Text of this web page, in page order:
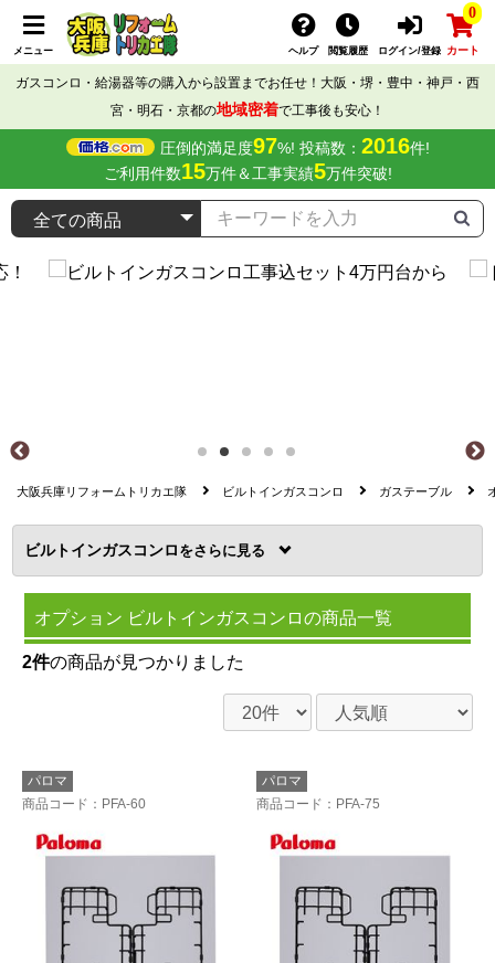
メニュー ヘルプ 閲覧履歴 ログイン/登録
0
カート
ガスコンロ・給湯器等の購入から設置までお任せ！大阪・堺・豊中・神戸・西
宮・明石・京都の地域密着で工事後も安心！
圧倒的満足度97%! 投稿数： 2016件!
ご利用件数15万件＆工事実績5万件突破!
大阪兵庫リフォームトリカエ隊 ビルトインガスコンロ ガステーブル
ビルトインガスコンロ を
オプション ビルトインガスコンロの商品一覧
2件の商品が見つかりました
パロマ
商品コード ：PFA-60
パロマ
商品コード ：PFA-75